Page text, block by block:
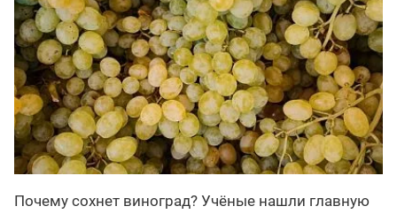
Почему сохнет виноград? Учёные нашли главную